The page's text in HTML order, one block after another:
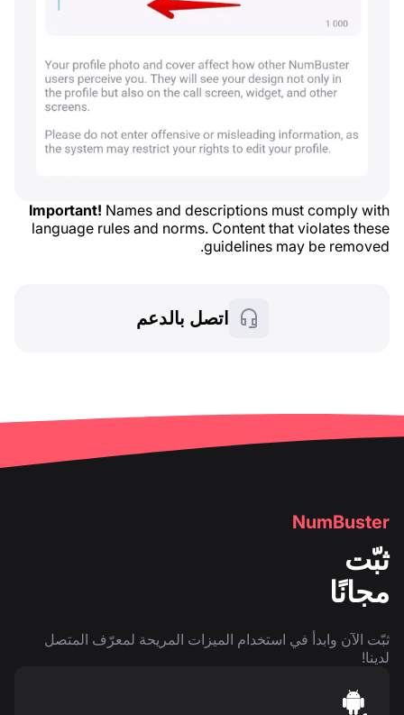
Important! Names and descriptions must comply with
language rules and norms. Content that violates these
guidelines may be removed.
اتصل بالدعم
NumBuster
ثبّت
مجانًا
ثبّت الآن وابدأ في استخدام الميزات المريحة لمعرّف المتصل
لدينا!